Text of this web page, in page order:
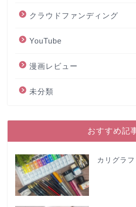
クラウドファンディング
YouTube
漫画レビュー
未分類
おすすめ記
カリグラ